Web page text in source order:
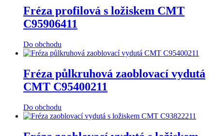
Fréza profilová s ložiskem CMT
C95906411
Do obchodu
Fréza půlkruhová zaoblovací vydutá
CMT C95400211
Do obchodu